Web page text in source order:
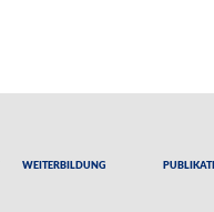
Weiterbildung